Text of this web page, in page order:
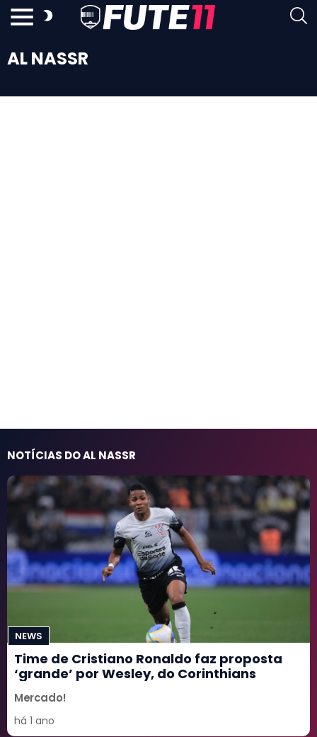
AL NASSR
NOTÍCIAS DO AL NASSR
NEWS
Time de Cristiano Ronaldo faz proposta
‘grande’ por Wesley, do Corinthians
Mercado!
há 1 ano